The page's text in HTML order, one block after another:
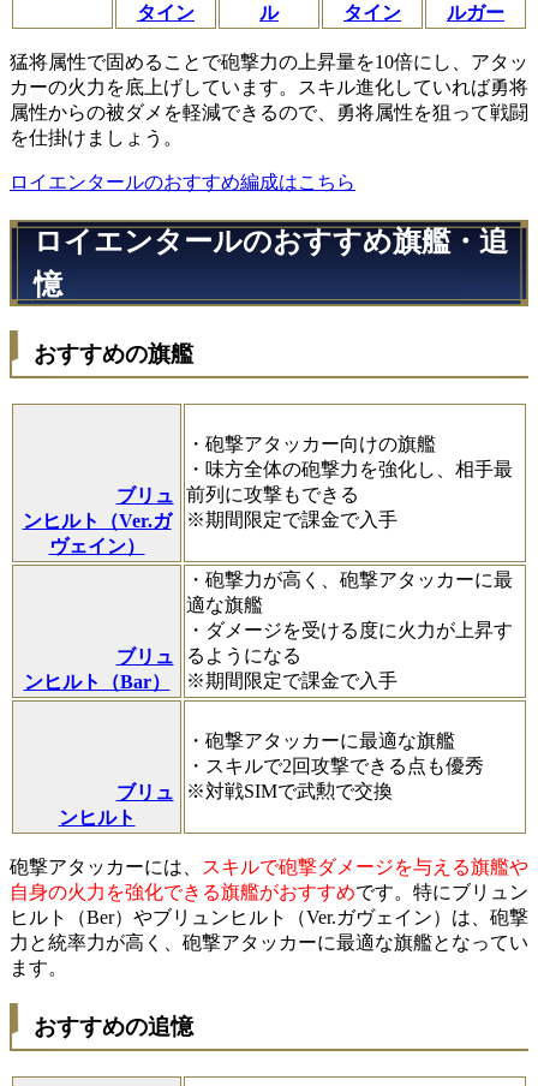
タイン
ル
タイン
ルガー
猛将属性で固めることで砲撃力の上昇量を10倍にし、アタッ
カーの火力を底上げしています。スキル進化していれば勇将
属性からの被ダメを軽減できるので、勇将属性を狙って戦闘
を仕掛けましょう。
ロイエンタールのおすすめ編成はこちら
ロイエンタールのおすすめ旗艦・追
憶
おすすめの旗艦
ブリュ
ンヒルト（Ver.ガ
ヴェイン）
・砲撃アタッカー向けの旗艦
・味方全体の砲撃力を強化し、相手最
前列に攻撃もできる
※期間限定で課金で入手
ブリュ
ンヒルト（Bar）
・砲撃力が高く、砲撃アタッカーに最
適な旗艦
・ダメージを受ける度に火力が上昇す
るようになる
※期間限定で課金で入手
ブリュ
ンヒルト
・砲撃アタッカーに最適な旗艦
・スキルで2回攻撃できる点も優秀
※対戦SIMで武勲で交換
砲撃アタッカーには、
スキルで砲撃ダメージを与える旗艦や
自身の火力を強化できる旗艦がおすすめです。特にブリュン
ヒルト（Ber）やブリュンヒルト（Ver.ガヴェイン）は、砲撃
力と統率力が高く、砲撃アタッカーに最適な旗艦となってい
ます。
おすすめの追憶